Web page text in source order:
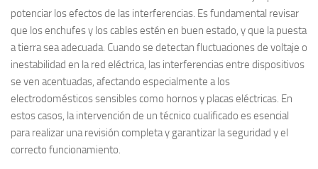
potenciar los efectos de las interferencias. Es fundamental revisar
que los enchufes y los cables estén en buen estado, y que la puesta
a tierra sea adecuada. Cuando se detectan fluctuaciones de voltaje o
inestabilidad en la red eléctrica, las interferencias entre dispositivos
se ven acentuadas, afectando especialmente a los
electrodomésticos sensibles como hornos y placas eléctricas. En
estos casos, la intervención de un técnico cualificado es esencial
para realizar una revisión completa y garantizar la seguridad y el
correcto funcionamiento.